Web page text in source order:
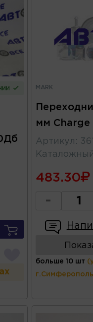
MARK
мм Charge
Артикул :
483.30
-
больше 10 шт